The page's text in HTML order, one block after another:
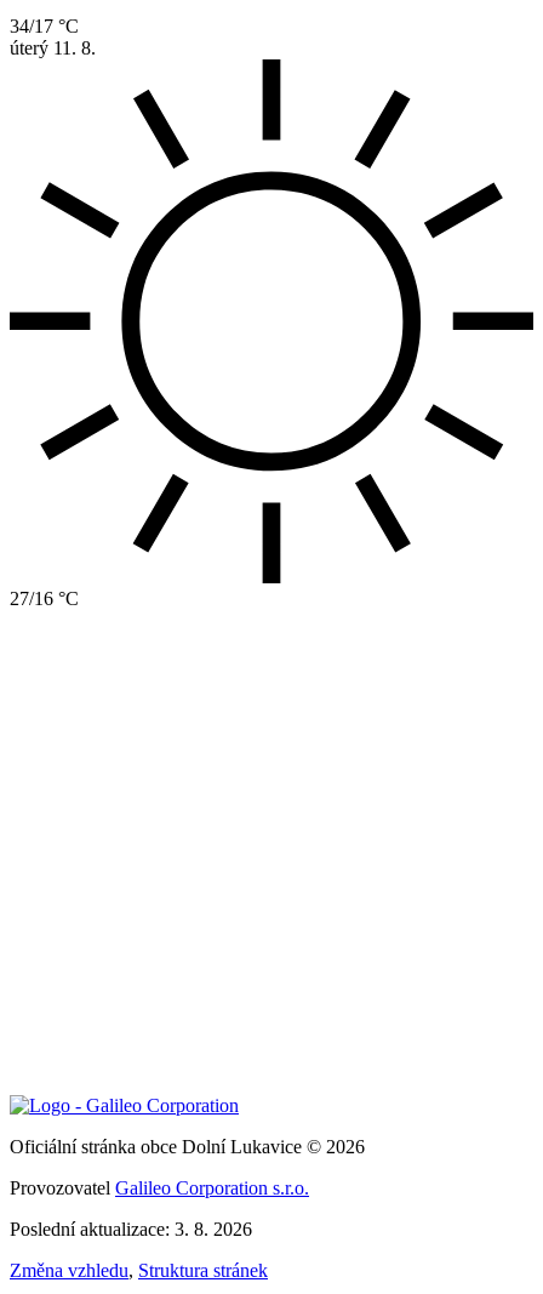
34/17 °C
úterý 11. 8.
27/16 °C
Oficiální stránka obce Dolní Lukavice © 2026
Provozovatel Galileo Corporation s.r.o.
Poslední aktualizace: 3. 8. 2026
Změna vzhledu, Struktura stránek